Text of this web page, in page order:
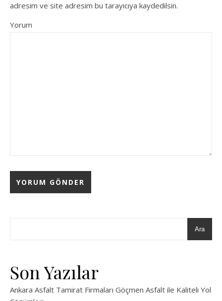
adresim ve site adresim bu tarayıcıya kaydedilsin.
Yorum
Ara
Son Yazılar
Ankara Asfalt Tamirat Firmaları Göçmen Asfalt ile Kaliteli Yol